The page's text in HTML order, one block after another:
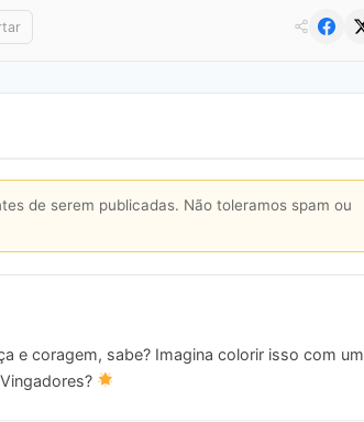
de serem publicadas. Não toleramos spam ou
e coragem, sabe? Imagina colorir isso com um